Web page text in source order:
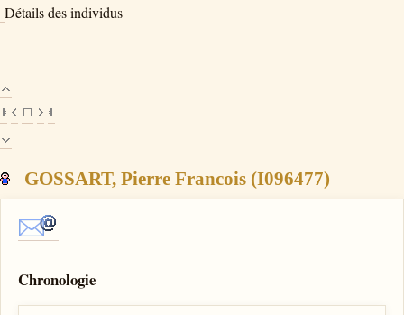
Détails des individus
GOSSART, Pierre Francois (I096477)
Chronologie